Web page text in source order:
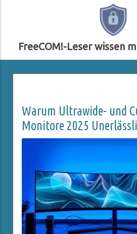
FreeCOM!-Leser wissen
Warum Ultrawide- und
Monitore 2025